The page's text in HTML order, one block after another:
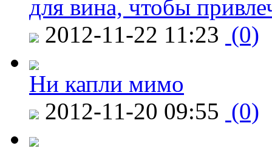
для вина, чтобы
2012-11-22 11:23 (0)
Ни капли мимо
2012-11-20 09:55 (0)